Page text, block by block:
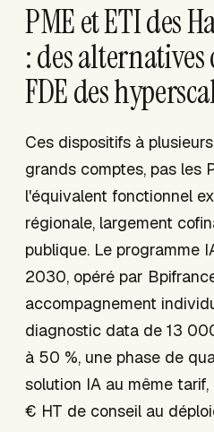
PME et ETI des
: des
FDE des
Ces dispositifs à
grands comptes, pas les
l'équivalent fonctionnel
régionale, largement
publique. Le programme
2030, opéré par
accompagnement
diagnostic data de 13
à 50 %, une phase de
solution IA au même
€ HT de conseil au